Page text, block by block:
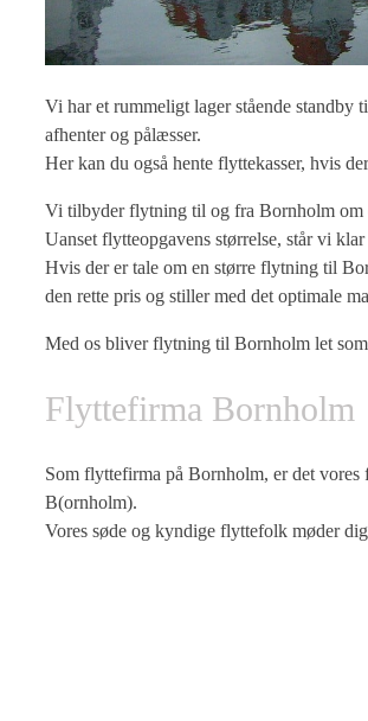
Vi har et rummeligt lager stående standby
afhenter og pålæsser.
Her kan du også hente flyttekasser, hvis
Vi tilbyder flytning til og fra Bornholm om
Uanset flytteopgavens størrelse, står vi
Hvis der er tale om en større flytning til
den rette pris og stiller med det optimale
Med os bliver flytning til Bornholm let
Flyttefirma Bornholm
Som flyttefirma på Bornholm, er det
B(ornholm).
Vores søde og kyndige flyttefolk møder